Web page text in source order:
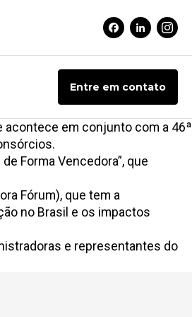
Facebook
Linkedin
Entre em contato
acontece em conjunto com a 46ª
Forma Vencedora”, que
Fórum), que tem a
no Brasil e os impactos
e representantes do